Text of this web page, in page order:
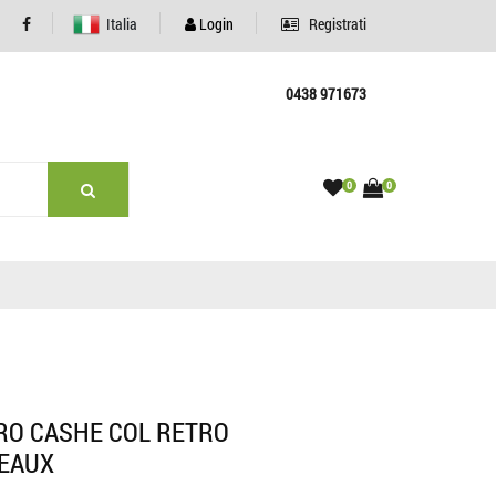
Italia Login Registrati
0438 971673
0 0
CASHE COL RETRO